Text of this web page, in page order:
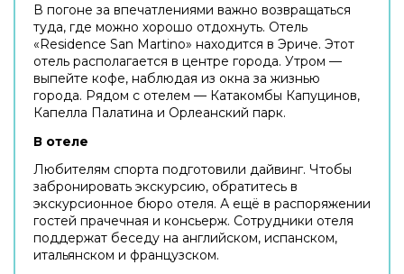
В погоне за впечатлениями важно возвращаться
туда, где можно хорошо отдохнуть. Отель
«Residence San Martino» находится в Эриче. Этот
отель располагается в центре города. Утром —
выпейте кофе, наблюдая из окна за жизнью
города. Рядом с отелем — Катакомбы Капуцинов,
Капелла Палатина и Орлеанский парк.
В отеле
Любителям спорта подготовили дайвинг. Чтобы
забронировать экскурсию, обратитесь в
экскурсионное бюро отеля. А ещё в распоряжении
гостей прачечная и консьерж. Сотрудники отеля
поддержат беседу на английском, испанском,
итальянском и французском.